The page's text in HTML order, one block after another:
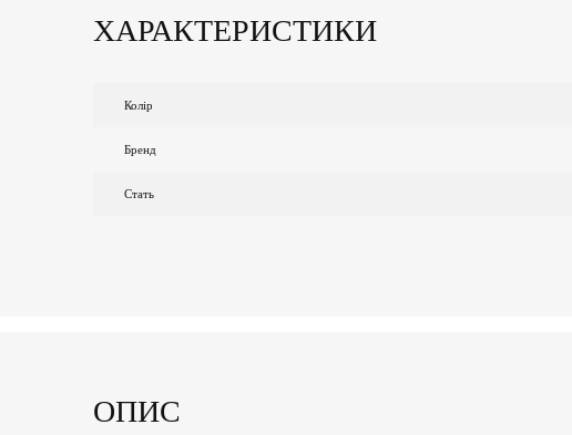
ХАРАКТЕРИСТИКИ
Колір
Бренд
Стать
ОПИС